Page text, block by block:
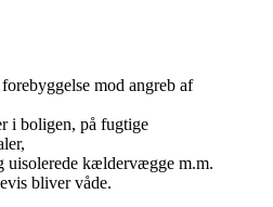
mod angreb af
i boligen, på fugtige
uisolerede kældervægge m.m.
bliver våde.